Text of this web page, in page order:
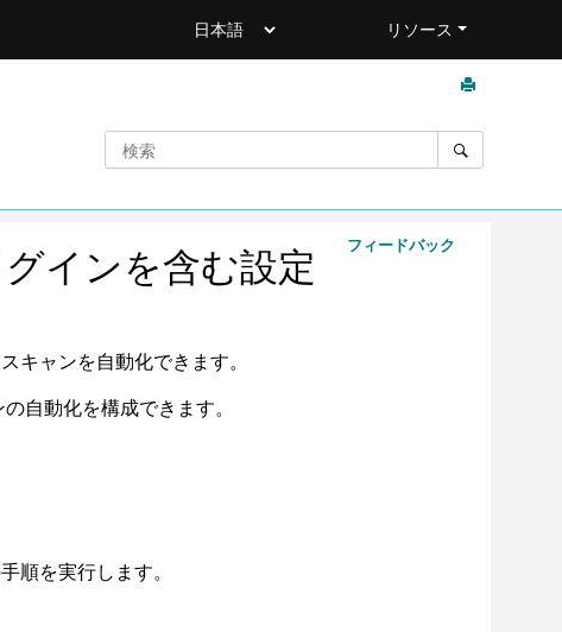
リソース
フィードバック
インを含む設定
キャンを自動化できます。
自動化を構成できます。
順を実行します。